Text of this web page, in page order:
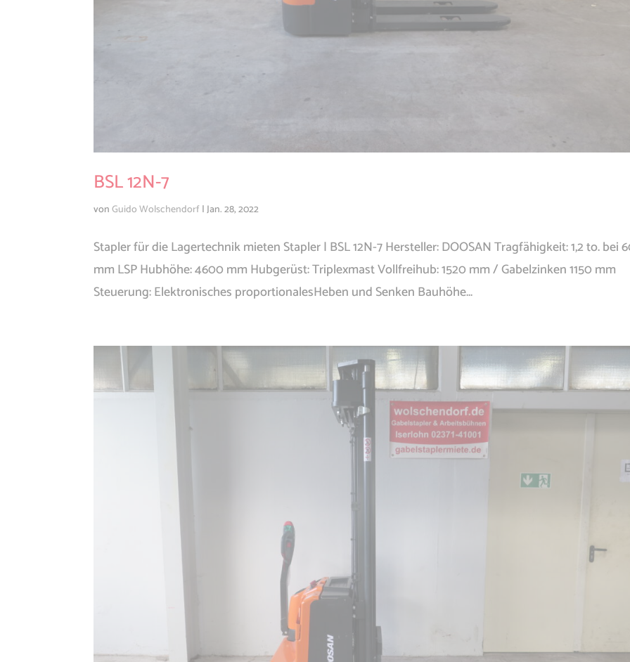
BSL 12N-7
vonGuido Wolschendorf |Jan. 28, 2022
Stapler für die Lagertechnik mieten Stapler | BSL 12N-7 Hersteller: DOOSAN Tragfähigkeit: 1,2 to. bei
mm LSP Hubhöhe: 4600 mm Hubgerüst: Triplexmast Vollfreihub: 1520 mm / Gabelzinken 1150 mm
Steuerung: Elektronisches proportionalesHeben und Senken Bauhöhe...